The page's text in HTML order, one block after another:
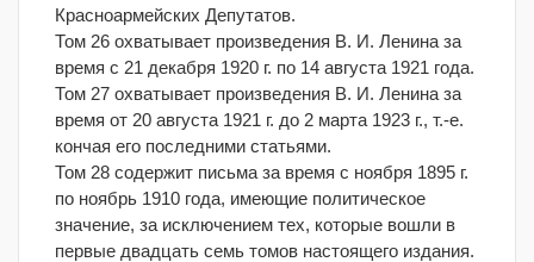
Красноармейских Депутатов.
Том 26 охватывает произведения В. И. Ленина за
время с 21 декабря 1920 г. по 14 августа 1921 года.
Том 27 охватывает произведения В. И. Ленина за
время от 20 августа 1921 г. до 2 марта 1923 г., т.-е.
кончая его последними статьями.
Том 28 содержит письма за время с ноября 1895 г.
по ноябрь 1910 года, имеющие политическое
значение, за исключением тех, которые вошли в
первые двадцать семь томов настоящего издания.